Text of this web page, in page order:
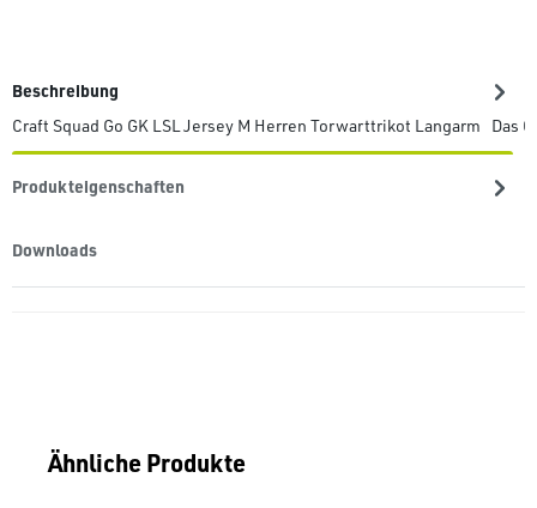
Beschreibung
Craft Squad Go GK LSL Jersey M Herren Torwarttrikot Langarm Das
Produkteigenschaften
Downloads
Produktgalerie überspringen
Ähnliche Produkte